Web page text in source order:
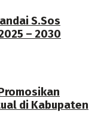
S.Sos
– 2030
di Kabupaten